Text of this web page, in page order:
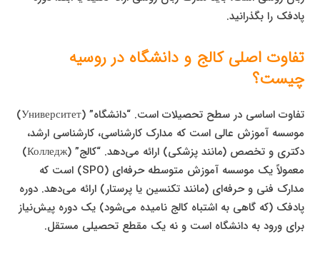
پادفک را بگذرانید.
تفاوت اصلی کالج و دانشگاه در روسیه
چیست؟
تفاوت اساسی در سطح تحصیلات است. “دانشگاه” (Университет)
موسسه آموزش عالی است که مدارک کارشناسی، کارشناسی ارشد،
دکتری و تخصص (مانند پزشکی) ارائه می‌دهد. “کالج” (Колледж)
معمولاً یک موسسه آموزش متوسطه حرفه‌ای (SPO) است که
مدارک فنی و حرفه‌ای (مانند تکنسین یا پرستار) ارائه می‌دهد. دوره
پادفک (که گاهی به اشتباه کالج نامیده می‌شود) یک دوره پیش‌نیاز
برای ورود به دانشگاه است و نه یک مقطع تحصیلی مستقل.